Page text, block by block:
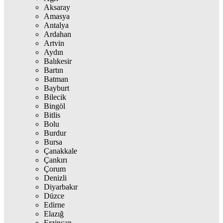
Aksaray
Amasya
Antalya
Ardahan
Artvin
Aydın
Balıkesir
Bartın
Batman
Bayburt
Bilecik
Bingöl
Bitlis
Bolu
Burdur
Bursa
Çanakkale
Çankırı
Çorum
Denizli
Diyarbakır
Düzce
Edirne
Elazığ